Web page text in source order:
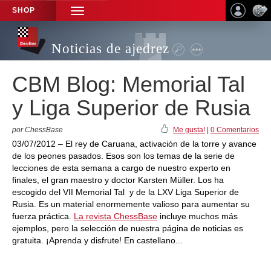
SHOP
TOGGLE
NAVIGATION
Noticias de ajedrez
CBM Blog: Memorial Tal
y Liga Superior de Rusia
por ChessBase Me gusta! 0 Comentarios
03/07/2012 – El rey de Caruana, activación de la torre y avance
de los peones pasados. Esos son los temas de la serie de
lecciones de esta semana a cargo de nuestro experto en
finales, el gran maestro y doctor Karsten Müller. Los ha
escogido del VII Memorial Tal y de la LXV Liga Superior de
Rusia. Es un material enormemente valioso para aumentar su
fuerza práctica. La revista ChessBase incluye muchos más
ejemplos, pero la selección de nuestra página de noticias es
gratuita. ¡Aprenda y disfrute! En castellano...